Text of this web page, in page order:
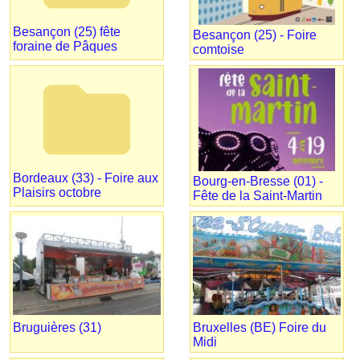
Besançon (25) fête
foraine de Pâques
Besançon (25) - Foire
comtoise
folder
Bordeaux (33) - Foire aux
Plaisirs octobre
Bourg-en-Bresse (01) -
Fête de la Saint-Martin
Bruguières (31)
Bruxelles (BE) Foire du
Midi